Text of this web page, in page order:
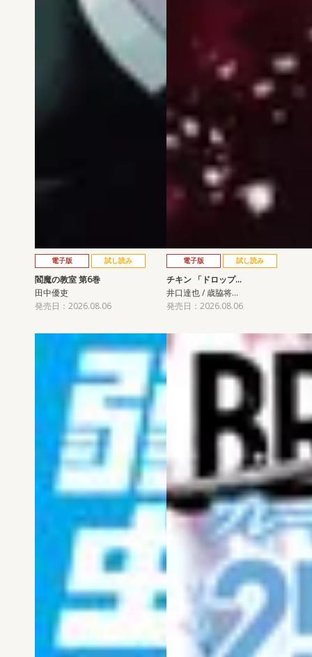
電子版 試し読み
閻魔の教室 第6巻
田中優吏
発売日：2026.08.06
電子版 試し読み
チキン 「ドロップ…
井口達也 / 歳脇将…
発売日：2026.08.06